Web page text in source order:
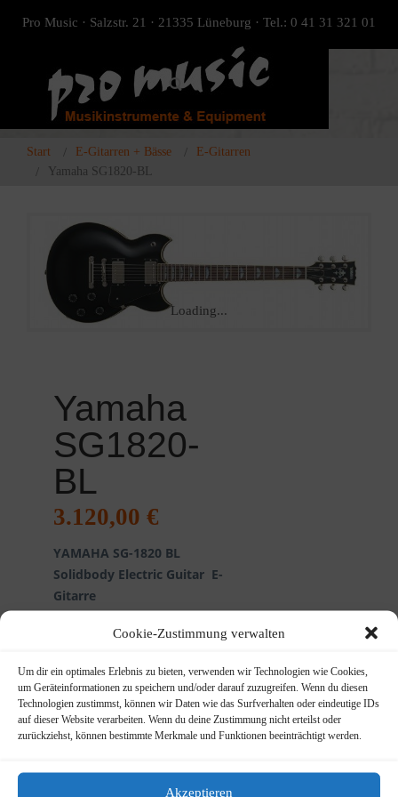
Cookie-Zustimmung verwalten
Um dir ein optimales Erlebnis zu bieten, verwenden wir Technologien wie Cookies,
um Geräteinformationen zu speichern und/oder darauf zuzugreifen. Wenn du diesen
Technologien zustimmst, können wir Daten wie das Surfverhalten oder eindeutige IDs
auf dieser Website verarbeiten. Wenn du deine Zustimmung nicht erteilst oder
zurückziehst, können bestimmte Merkmale und Funktionen beeinträchtigt werden.
Akzeptieren
Pro Music · Salzstr. 21 · 21335 Lüneburg · Tel.: 0 41 31 321 01
Start E-Gitarren + Bässe
E-Gitarren
Yamaha SG1820-BL
Loading...
Yamaha
SG1820-
BL
3.120,00 €
YAMAHA SG-1820 BL
Solidbody Electric Guitar E-
Gitarre
Handmade in Japan
1x...
InfoArtikelnummer:0050
Kategorie:E-Gitarren
Beschreibung